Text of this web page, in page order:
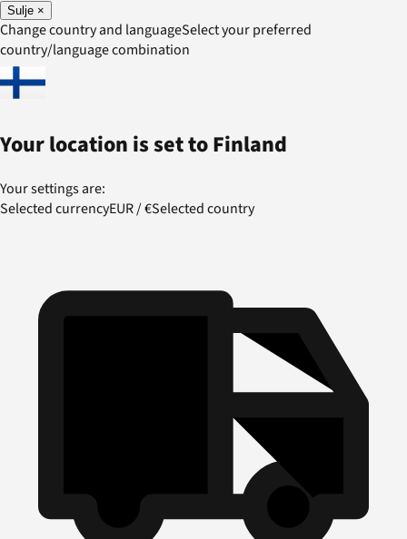
Sulje ×
Change country and languageSelect your preferred
country/language combination
Your location is set toFinland
Your settings are:
Selected currencyEUR/€Selected country